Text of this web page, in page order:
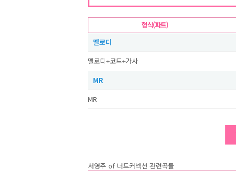
형식(파트)
멜로디
멜로디+코드+가사
MR
MR
서영주 of 너드커넥션 관련곡들